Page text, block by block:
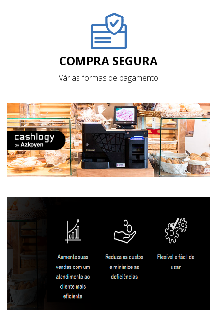
COMPRA SEGURA
Várias formas de pagamento